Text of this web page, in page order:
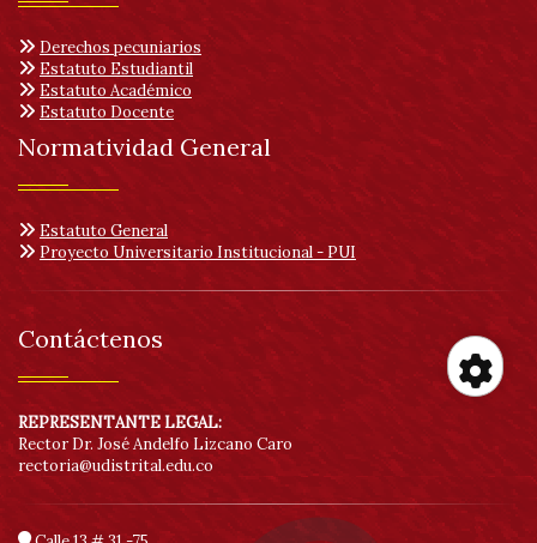
de
Derechos pecuniarios
Estatuto Estudiantil
Estatuto Académico
Estatuto Docente
Normatividad General
Estatuto General
Proyecto Universitario Institucional - PUI
Contáctenos
REPRESENTANTE LEGAL:
Rector Dr. José Andelfo Lizcano Caro
rectoria@udistrital.edu.co